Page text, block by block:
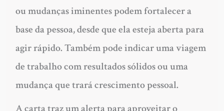
ou mudanças iminentes podem fortalecer a
base da pessoa, desde que ela esteja aberta para
agir rápido. Também pode indicar uma viagem
de trabalho com resultados sólidos ou uma
mudança que trará crescimento pessoal.